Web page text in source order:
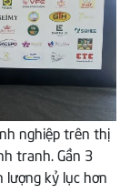
nghiệp trên thị
tranh. Gần 3
lượng kỷ lục hơn